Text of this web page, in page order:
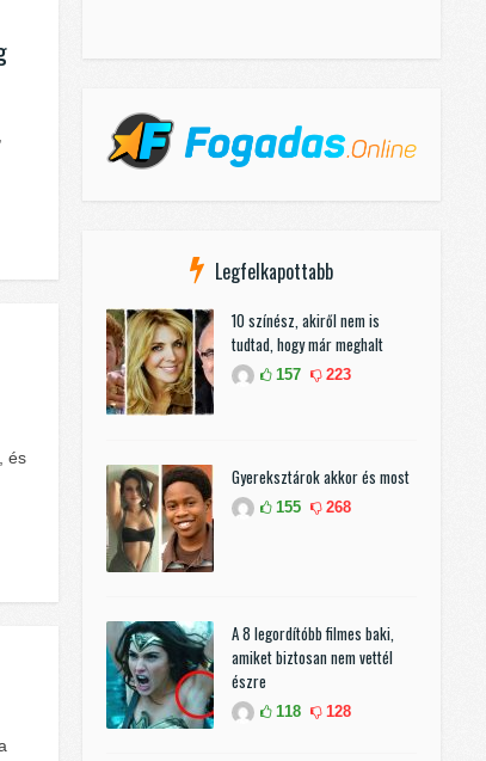
és
Legfelkapottabb
10 színész, akiről nem is
tudtad, hogy már meghalt
157 223
Gyereksztárok akkor és most
155 268
A 8 legordítóbb filmes baki,
amiket biztosan nem vettél
észre
118 128